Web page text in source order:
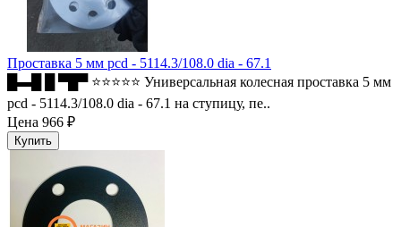
Проставка 5 мм pcd - 5114.3/108.0 dia - 67.1
█▬█ █ ▀█▀ ⭐⭐⭐⭐⭐ Универсальная колесная проставка 5 мм
pcd - 5114.3/108.0 dia - 67.1 на ступицу, пе..
Цена 966 ₽